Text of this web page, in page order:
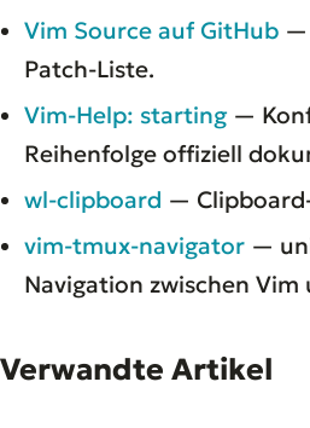
Vim Source auf GitHub —
Patch-Liste.
Vim-Help: starting—
Reihenfolge offiziell
wl-clipboard —
vim-tmux-navigator —
Navigation zwischen Vim
Verwandte Artikel